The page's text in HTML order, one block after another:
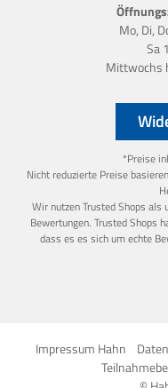
*Preise
Nicht reduzierte Preise
Wir nutzen Trusted Shops als
Bewertungen. Trusted Shops
dass es es sich um echte
Mo, Di,
Sa
Mittwochs
Impressum Hahn